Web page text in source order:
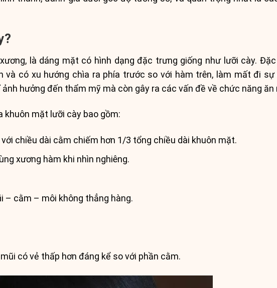
là dáng mặt có hình dạng đặc trưng giống như lưỡi cày.
và có xu hướng chìa ra phía trước so với hàm trên, làm mất đi
hưởng đến thẩm mỹ mà còn gây ra các vấn đề về chức năng ăn
khuôn mặt lưỡi cày bao gồm:
chiều dài cằm chiếm hơn 1/3 tổng chiều dài khuôn mặt.
xương hàm khi nhìn nghiêng.
– cằm – môi không thẳng hàng.
có vẻ thấp hơn đáng kể so với phần cằm.